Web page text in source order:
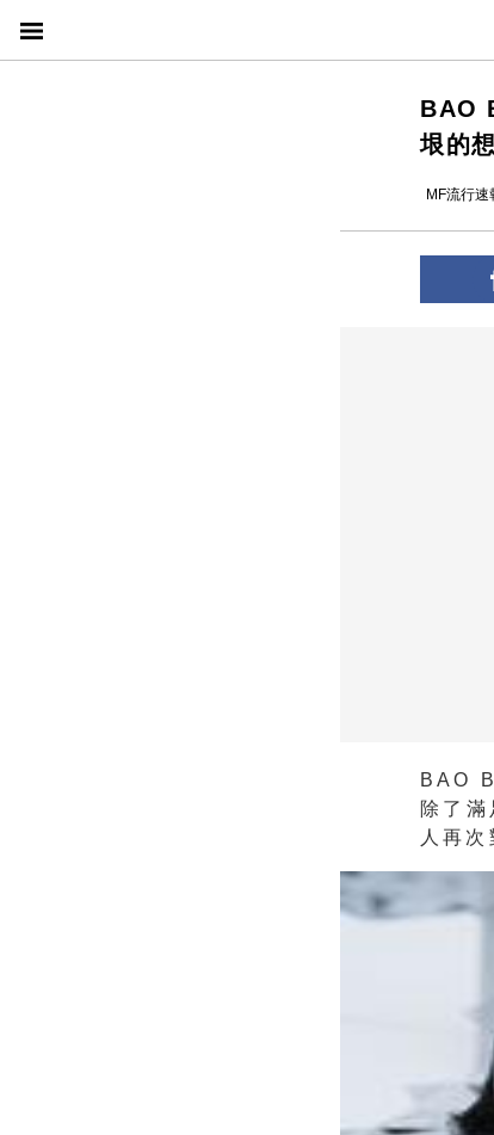
BAO
垠的
MF流行速
BAO
除了
人再